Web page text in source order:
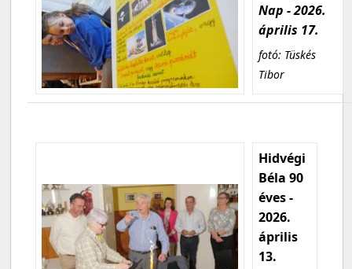
Nap - 2026.
április 17.
fotó: Tüskés
Tibor
Hidvégi
Béla 90
éves -
2026.
április
13.